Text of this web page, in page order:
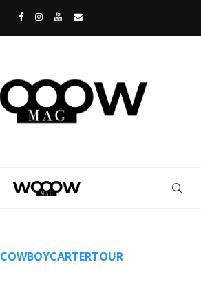
COWBOYCARTERTOUR